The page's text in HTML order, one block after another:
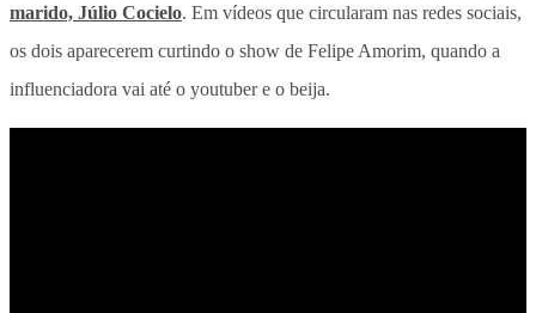
marido, Júlio Cocielo. Em vídeos que circularam nas redes sociais,
os dois aparecerem curtindo o show de Felipe Amorim, quando a
influenciadora vai até o youtuber e o beija.